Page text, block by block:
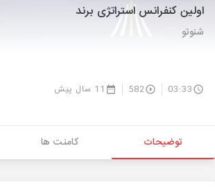
اولین کنفرانس استراتژی برند
شنوتو
03:33
582 11 سال پیش
توضیحات کامنت ها